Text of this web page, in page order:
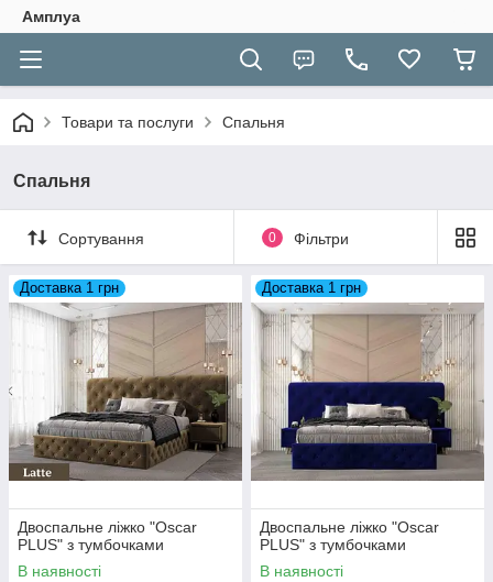
Амплуа
Товари та послуги Спальня
Спальня
Сортування 0 Фільтри
Доставка 1 грн
Двоспальне ліжко "Oscar
PLUS" з тумбочками
В наявності
Доставка 1 грн
Двоспальне ліжко "Oscar
PLUS" з тумбочками
В наявності